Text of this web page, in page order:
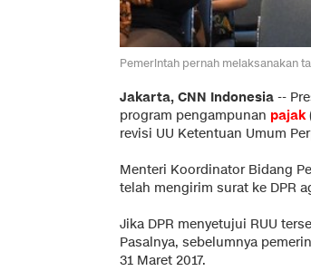
Pemerintah pernah melaksanakan
Jakarta, CNN Indonesia --
program pengampunan pajak
revisi UU Ketentuan Umum
Menteri Koordinator Bidang
telah mengirim surat ke DPR
Jika DPR menyetujui RUU
Pasalnya, sebelumnya
31 Maret 2017.